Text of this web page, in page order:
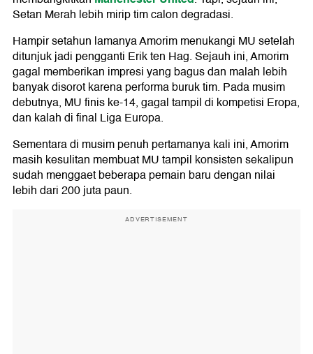
Setan Merah lebih mirip tim calon degradasi.
Hampir setahun lamanya Amorim menukangi MU setelah
ditunjuk jadi pengganti Erik ten Hag. Sejauh ini, Amorim
gagal memberikan impresi yang bagus dan malah lebih
banyak disorot karena performa buruk tim. Pada musim
debutnya, MU finis ke-14, gagal tampil di kompetisi Eropa,
dan kalah di final Liga Europa.
Sementara di musim penuh pertamanya kali ini, Amorim
masih kesulitan membuat MU tampil konsisten sekalipun
sudah menggaet beberapa pemain baru dengan nilai
lebih dari 200 juta paun.
ADVERTISEMENT